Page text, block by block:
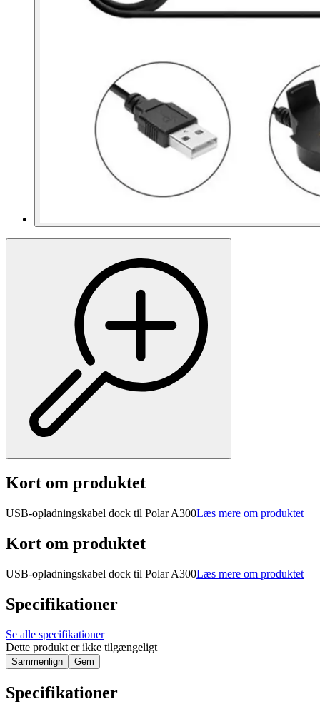
Kort om produktet
USB-opladningskabel dock til Polar A300Læs mere om produktet
Kort om produktet
USB-opladningskabel dock til Polar A300Læs mere om produktet
Specifikationer
Se alle specifikationer
Dette produkt er ikke tilgængeligt
Sammenlign Gem
Specifikationer